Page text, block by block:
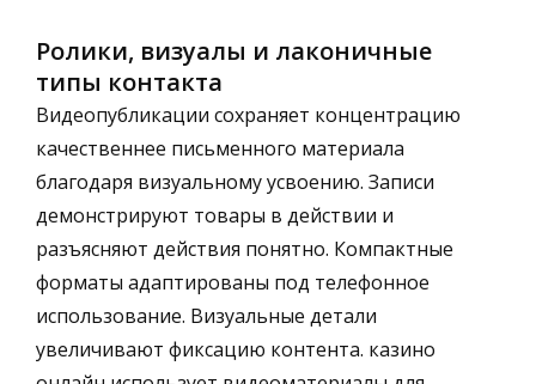
Ролики, визуалы и лаконичные
типы контакта
Видеопубликации сохраняет концентрацию
качественнее письменного материала
благодаря визуальному усвоению. Записи
демонстрируют товары в действии и
разъясняют действия понятно. Компактные
форматы адаптированы под телефонное
использование. Визуальные детали
увеличивают фиксацию контента. казино